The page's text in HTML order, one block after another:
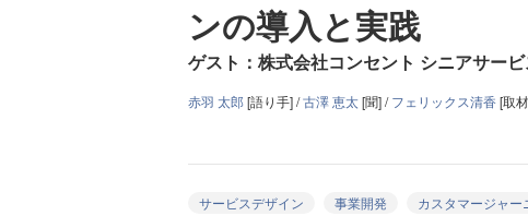
ンの導入と実践
ゲスト：株式会社コンセント シニアサー
赤羽 太郎[語り手] /古澤 恵太[聞] /フェリックス清香[取
サービスデザイン 事業開発 カスタマージャー